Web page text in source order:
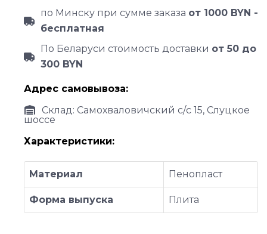
по Минску при сумме заказа от 1000 BYN -
бесплатная
По Беларуси стоимость доставки от 50 до
300 BYN
Адрес самовывоза:
Склад: Самохваловичский с/с 15, Слуцкое
шоссе
Характеристики:
Материал Пенопласт
Форма выпуска Плита